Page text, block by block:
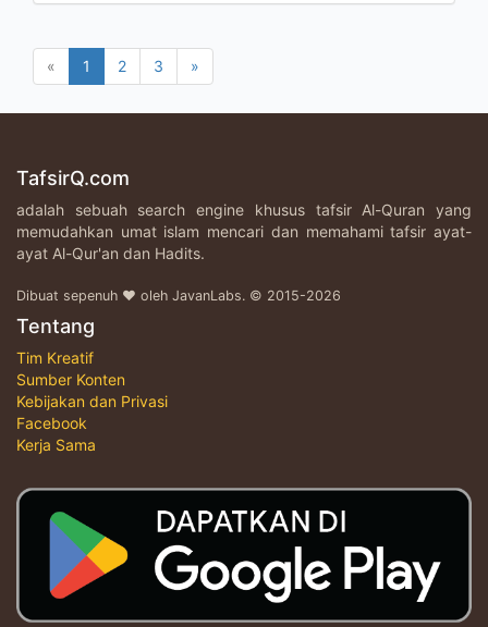
« 1 2 3 »
TafsirQ.com
adalah sebuah search engine khusus tafsir Al-Quran yang
memudahkan umat islam mencari dan memahami tafsir ayat-
ayat Al-Qur'an dan Hadits.
Dibuat sepenuh ♥ oleh JavanLabs. © 2015-2026
Tentang
Tim Kreatif
Sumber Konten
Kebijakan dan Privasi
Facebook
Kerja Sama